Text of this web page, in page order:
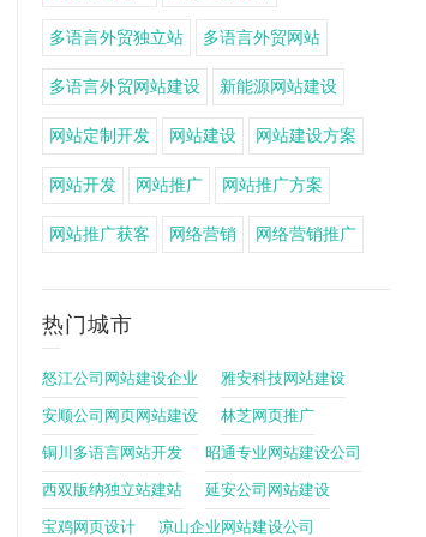
多语言外贸独立站 多语言外贸网站
多语言外贸网站建设 新能源网站建设
网站定制开发 网站建设 网站建设方案
网站开发 网站推广 网站推广方案
网站推广获客 网络营销 网络营销推广
热门城市
怒江公司网站建设企业 雅安科技网站建设
安顺公司网页网站建设 林芝网页推广
铜川多语言网站开发 昭通专业网站建设公司
西双版纳独立站建站 延安公司网站建设
宝鸡网页设计 凉山企业网站建设公司